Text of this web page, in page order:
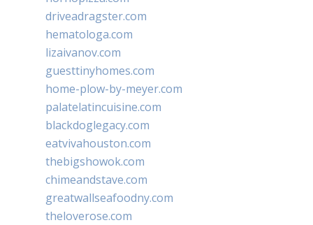
driveadragster.com
hematologa.com
lizaivanov.com
guesttinyhomes.com
home-plow-by-meyer.com
palatelatincuisine.com
blackdoglegacy.com
eatvivahouston.com
thebigshowok.com
chimeandstave.com
greatwallseafoodny.com
theloverose.com